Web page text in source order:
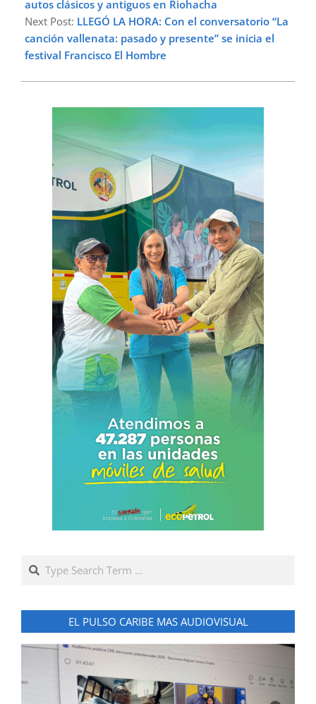
autos clásicos y antiguos en Riohacha
Next Post: LLEGÓ LA HORA: Con el conversatorio “La
canción vallenata: pasado y presente” se inicia el
festival Francisco El Hombre
Search
EL PULSO CARIBE MAS AUDIOVISUAL